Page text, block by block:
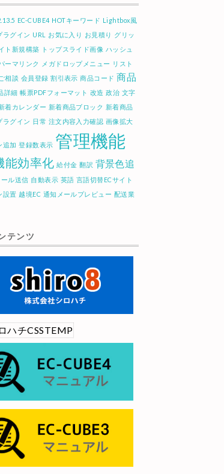
EC-CUBE4 HOTキーワード Lightbox風
ラグイン URL お気に入り お見積り グリッ
ト新規構築 トップスライド画像 ハッシュ
ーマリンク メガドロップメニュー リスト
相談 会員登録 割引表示 商品コード 商品
詳細 帳票PDFフォーマット 改造 政治 文字
着カレンダー 新着商品ブロック 新着商品
ラグイン 日常 注文内容入力確認 画像拡大
追加 登録数表示 管理機能
能効率化 給付金 翻訳 背景色追
ル送信 自動表示 英語 言語切替ECサイト
設置 越境EC 通知メールプレビュー 配送業
テンツ